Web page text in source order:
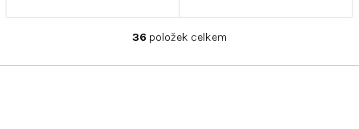
O
36 položek celkem